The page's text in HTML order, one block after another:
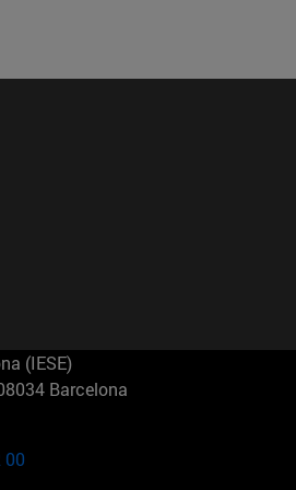
(IESE)
Barcelona
00